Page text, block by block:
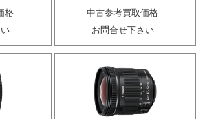
格
中古参考買取価格
お問合せ下さい